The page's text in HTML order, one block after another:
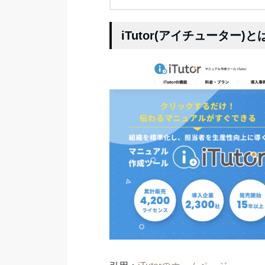
iTutor(アイチューター)と